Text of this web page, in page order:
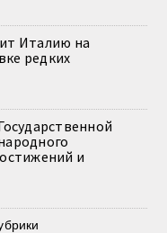
Италию на
редких
и